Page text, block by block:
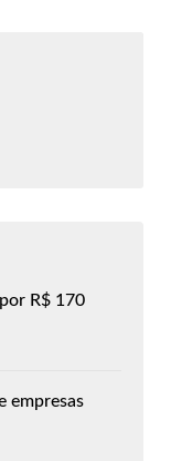
R$ 170
empresas